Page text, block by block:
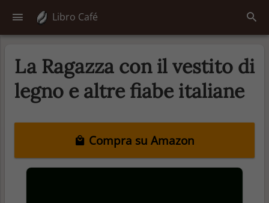
Libro Café
La Ragazza con il vestito di
legno e altre fiabe italiane
Compra su Amazon